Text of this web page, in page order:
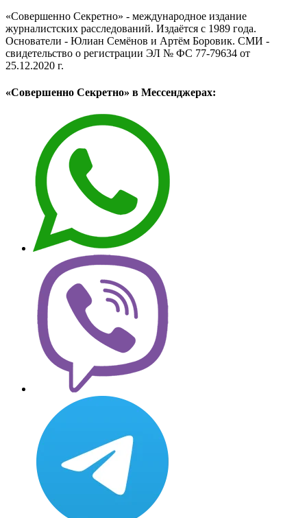
«Совершенно Секретно» - международное издание
журналистских расследований. Издаётся с 1989 года.
Основатели - Юлиан Семёнов и Артём Боровик. CМИ -
свидетельство о регистрации ЭЛ № ФС 77-79634 от
25.12.2020 г.
«Совершенно Секретно» в Мессенджерах: